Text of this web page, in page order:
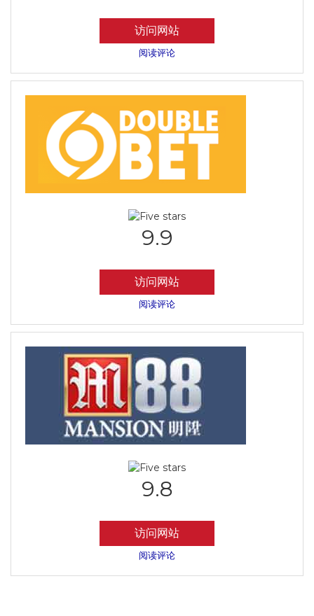
访问网站
阅读评论
9.9
访问网站
阅读评论
9.8
访问网站
阅读评论